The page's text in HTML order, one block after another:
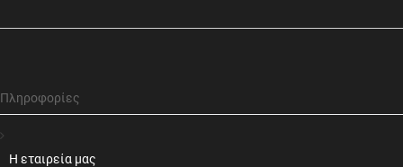
Πληροφορίες
Η εταιρεία μας